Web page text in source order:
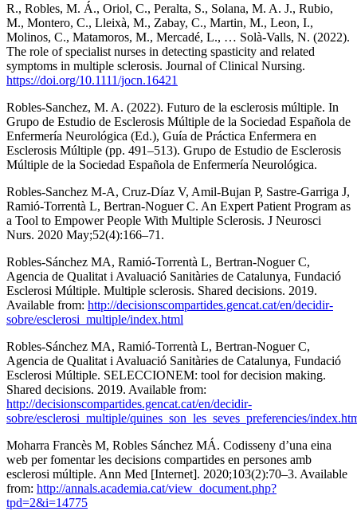
R., Robles, M. Á., Oriol, C., Peralta, S., Solana, M. A. J., Rubio,
M., Montero, C., Lleixà, M., Zabay, C., Martin, M., Leon, I.,
Molinos, C., Matamoros, M., Mercadé, L., … Solà-Valls, N. (2022).
The role of specialist nurses in detecting spasticity and related
symptoms in multiple sclerosis. Journal of Clinical Nursing.
https://doi.org/10.1111/jocn.16421
Robles-Sanchez, M. A. (2022). Futuro de la esclerosis múltiple. In
Grupo de Estudio de Esclerosis Múltiple de la Sociedad Española de
Enfermería Neurológica (Ed.), Guía de Práctica Enfermera en
Esclerosis Múltiple (pp. 491–513). Grupo de Estudio de Esclerosis
Múltiple de la Sociedad Española de Enfermería Neurológica.
Robles-Sanchez M-A, Cruz-Díaz V, Amil-Bujan P, Sastre-Garriga J,
Ramió-Torrentà L, Bertran-Noguer C. An Expert Patient Program as
a Tool to Empower People With Multiple Sclerosis. J Neurosci
Nurs. 2020 May;52(4):166–71.
Robles-Sánchez MA, Ramió-Torrentà L, Bertran-Noguer C,
Agencia de Qualitat i Avaluació Sanitàries de Catalunya, Fundació
Esclerosi Múltiple. Multiple sclerosis. Shared decisions. 2019.
Available from: http://decisionscompartides.gencat.cat/en/decidir-
sobre/esclerosi_multiple/index.html
Robles-Sánchez MA, Ramió-Torrentà L, Bertran-Noguer C,
Agencia de Qualitat i Avaluació Sanitàries de Catalunya, Fundació
Esclerosi Múltiple. SELECCIONEM: tool for decision making.
Shared decisions. 2019. Available from:
http://decisionscompartides.gencat.cat/en/decidir-
sobre/esclerosi_multiple/quines_son_les_seves_preferencies/
Moharra Francès M, Robles Sánchez MÁ. Codisseny d’una eina
web per fomentar les decisions compartides en persones amb
esclerosi múltiple. Ann Med [Internet]. 2020;103(2):70–3. Available
from: http://annals.academia.cat/view_document.php?
tpd=2&i=14775